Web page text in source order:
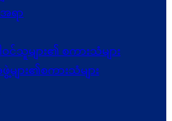
ရာ
ါဝင်သူများ၏ စကားသံများ
ဖွဲ့များ၏စကားသံများ